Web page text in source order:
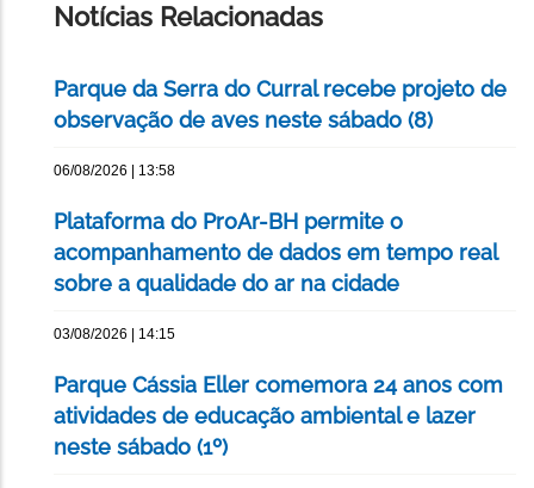
Notícias Relacionadas
Parque da Serra do Curral recebe projeto de
observação de aves neste sábado (8)
06/08/2026 | 13:58
Plataforma do ProAr-BH permite o
acompanhamento de dados em tempo real
sobre a qualidade do ar na cidade
03/08/2026 | 14:15
Parque Cássia Eller comemora 24 anos com
atividades de educação ambiental e lazer
neste sábado (1º)